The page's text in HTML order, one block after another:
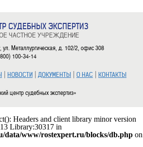
СУДЕБНЫХ ЭКСПЕРТИЗ
ЧАСТНОЕ УЧРЕЖДЕНИЕ
Металлургическая, д. 102/2, офис 308
100-34-14
| НОВОСТИ | ДОКУМЕНТЫ | О НАС | КОНТАКТЫ
центр судебных экспертиз»
Headers and client library minor version
Library:30317 in
data/www/rostexpert.ru/blocks/db.php on